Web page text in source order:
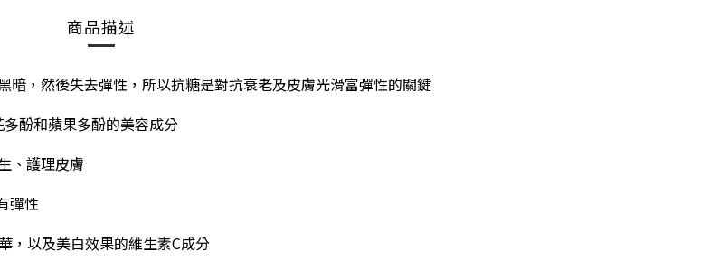
商品描述
，然後失去彈性，所以抗糖是對抗衰老及皮膚光滑富彈性的關鍵
酚和蘋果多酚的美容成分
、護理皮膚
彈性
， 以及美白效果的維生素C成分